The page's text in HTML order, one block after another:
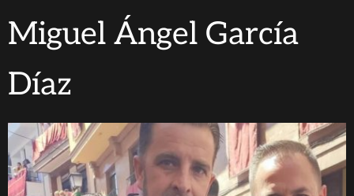
Miguel Ángel García
Díaz